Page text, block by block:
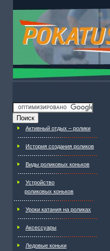
Активный отдых – ролики
История создания роликов
Виды роликовых коньков
Устройство
роликовых коньков
Уроки катания на роликах
Аксессуары
Ледовые коньки